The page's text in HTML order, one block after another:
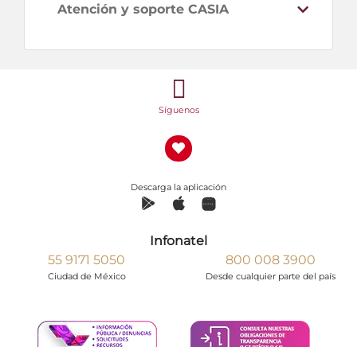
Atención y soporte CASIA
Síguenos
Descarga la aplicación
Infonatel
55 9171 5050
Ciudad de México
800 008 3900
Desde cualquier parte del país